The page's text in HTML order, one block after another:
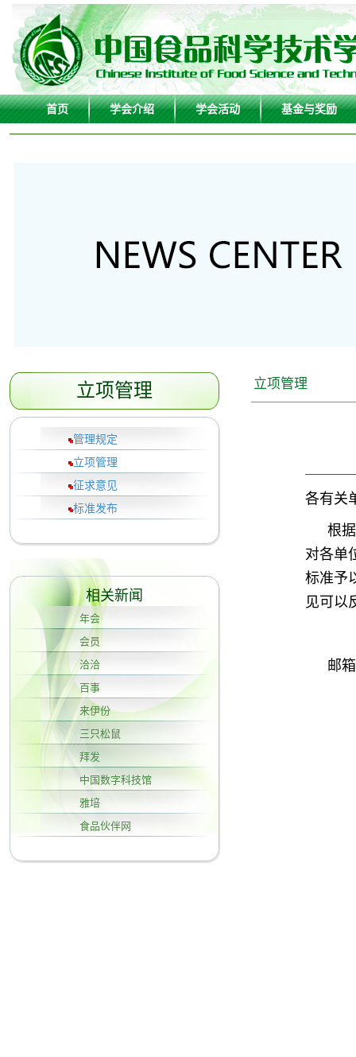
首页 学会介绍 学会活动 基金与奖励
立项管理
管理规定
立项管理
征求意见
标准发布
相关新闻
年会
会员
洽洽
百事
来伊份
三只松鼠
拜发
中国数字科技馆
雅培
食品伙伴网
立项管理
各有关
根
对各单
标准予
见可以
邮